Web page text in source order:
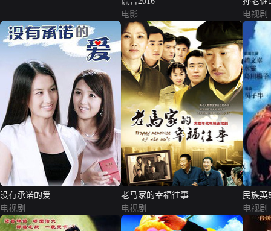
电影
电视剧
没有承诺的爱
电视剧
老马家的幸福往事
电视剧
民族英
电视剧